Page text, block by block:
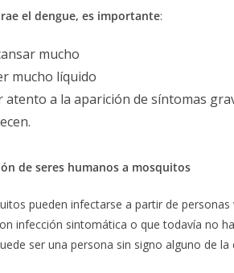
el dengue, es importante:
mucho
mucho líquido
atento a la aparición de síntomas
de seres humanos a mosquitos
pueden infectarse a partir de
infección sintomática o que todavía no
ser una persona sin signo alguno de